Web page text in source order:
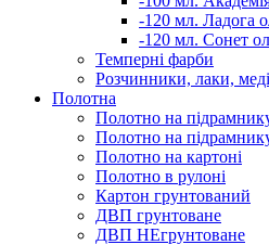
-120 мл. Ладога
-120 мл. Сонет
Темперні фарби
Розчинники, лаки,
Полотна
Полотно на
Полотно на
Полотно на картоні
Полотно в рулоні
Картон грунтований
ДВП грунтоване
ДВП НЕгрунтоване